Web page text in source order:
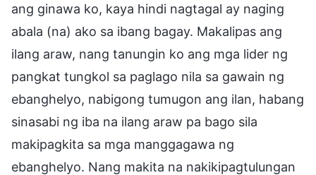
ang ginawa ko, kaya hindi nagtagal ay naging
abala (na) ako sa ibang bagay. Makalipas ang
ilang araw, nang tanungin ko ang mga lider ng
pangkat tungkol sa paglago nila sa gawain ng
ebanghelyo, nabigong tumugon ang ilan, habang
sinasabi ng iba na ilang araw pa bago sila
makipagkita sa mga manggagawa ng
ebanghelyo. Nang makita na nakikipagtulungan